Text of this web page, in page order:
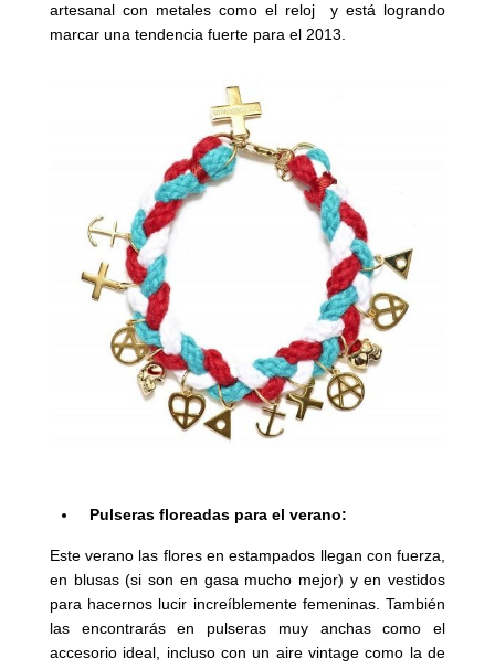
artesanal con metales como el reloj y está logrando
marcar una tendencia fuerte para el 2013.
Pulseras floreadas para el verano:
Este verano las flores en estampados llegan con fuerza,
en blusas (si son en gasa mucho mejor) y en vestidos
para hacernos lucir increíblemente femeninas. También
las encontrarás en pulseras muy anchas como el
accesorio ideal, incluso con un aire vintage como la de